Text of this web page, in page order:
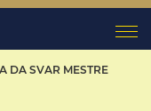
DA SVAR MESTRE